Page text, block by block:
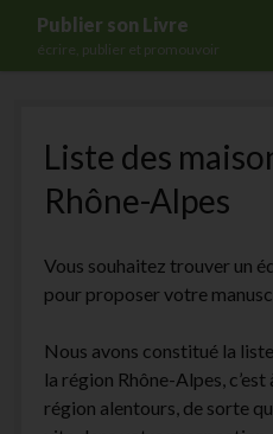
Publier son Livre
écrire, publier et promouvoir
Formations
Services
Ecriture
Actualités
Liste des
Rhône-Alpes
Vous souhaitez trouver un
pour proposer votre
Nous avons constitué la
la région Rhône-Alpes,
région alentours, de sorte